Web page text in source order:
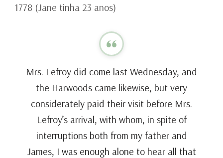
1778 (Jane tinha 23 anos)
Mrs. Lefroy did come last Wednesday, and
the Harwoods came likewise, but very
considerately paid their visit before Mrs.
Lefroy’s arrival, with whom, in spite of
interruptions both from my father and
James, I was enough alone to hear all that